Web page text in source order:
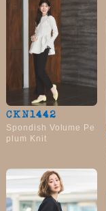
CKN1442
Spondish Volume Pe
plum Knit